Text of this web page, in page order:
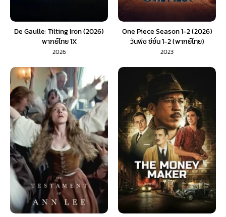
De Gaulle: Tilting Iron (2026)
พากย์ไทย 1X
2026
One Piece Season 1-2 (2026)
วันพีช ซีซั่น 1-2 (พากย์ไทย)
2023